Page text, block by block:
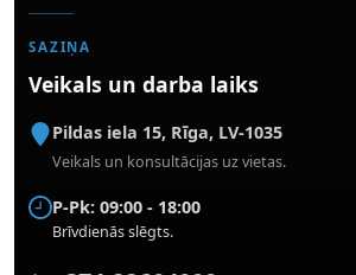
SAZIŅA
Veikals un darba laiks
Pildas iela 15, Rīga, LV-1035
Veikals un konsultācijas uz vietas.
P-Pk: 09:00 - 18:00
Brīvdienās slēgts.